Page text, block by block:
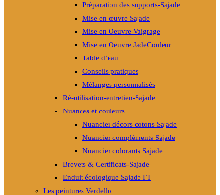
Préparation des supports-Sajade
Mise en œuvre Sajade
Mise en Oeuvre Vaigrage
Mise en Oeuvre JadeCouleur
Table d’eau
Conseils pratiques
Mélanges personnalisés
Ré-utilisation-entretien-Sajade
Nuances et couleurs
Nuancier décors cotons Sajade
Nuancier compléments Sajade
Nuancier colorants Sajade
Brevets & Certificats-Sajade
Enduit écologique Sajade FT
Les peintures Verdello